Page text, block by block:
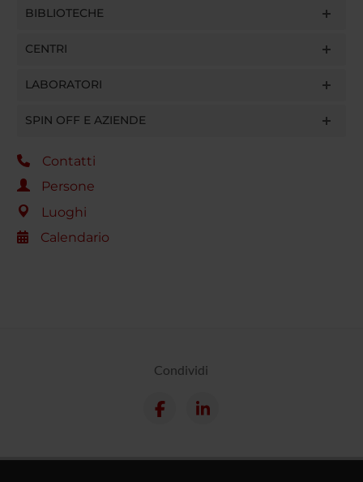
BIBLIOTECHE
CENTRI
LABORATORI
SPIN OFF E AZIENDE
Contatti
Persone
Luoghi
Calendario
Condividi